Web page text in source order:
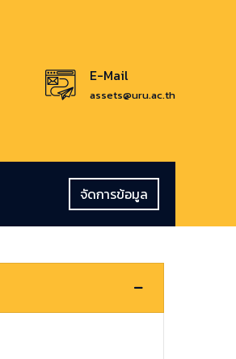
E-Mail
assets@uru.ac.th
จัดการข้อมูล